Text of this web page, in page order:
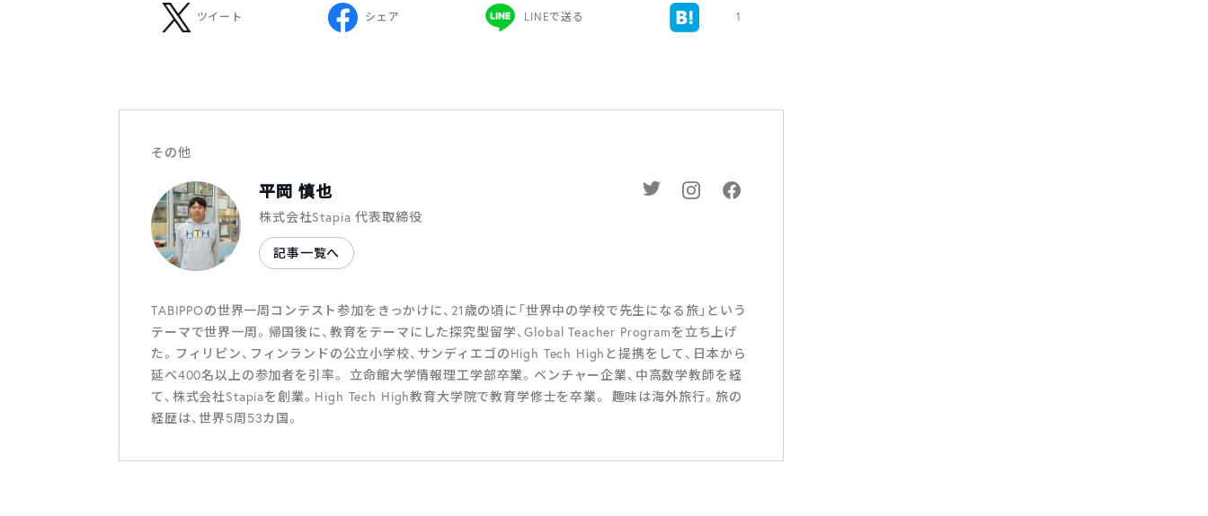
ツイート シェア LINEで送る 1
その他
平岡 慎也
株式会社Stapia 代表取締役
記事一覧へ
TABIPPOの世界一周コンテスト参加をきっかけに、21歳の頃に「世界中の学校で先生になる旅」という
テーマで世界一周。帰国後に、教育をテーマにした探究型留学、Global Teacher Programを立ち上げ
た。フィリピン、フィンランドの公立小学校、サンディエゴのHigh Tech Highと提携をして、日本から
延べ400名以上の参加者を引率。 立命館大学情報理工学部卒業。ベンチャー企業、中高数学教師を経
て、株式会社Stapiaを創業。High Tech High教育大学院で教育学修士を卒業。 趣味は海外旅行。旅の
経歴は、世界5周53カ国。